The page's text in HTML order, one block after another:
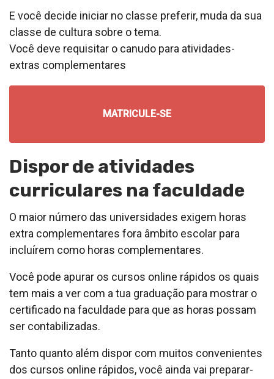
E você decide iniciar no classe preferir, muda da sua
classe de cultura sobre o tema.
Você deve requisitar o canudo para atividades-
extras complementares
MATRICULE-SE
Dispor de atividades
curriculares na faculdade
O maior número das universidades exigem horas
extra complementares fora âmbito escolar para
incluírem como horas complementares.
Você pode apurar os cursos online rápidos os quais
tem mais a ver com a tua graduação para mostrar o
certificado na faculdade para que as horas possam
ser contabilizadas.
Tanto quanto além dispor com muitos convenientes
dos cursos online rápidos, você ainda vai preparar-